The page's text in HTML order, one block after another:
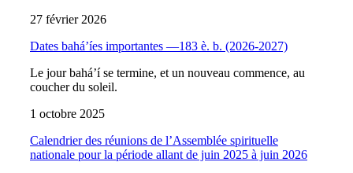
27 février 2026
Dates bahá’íes importantes —183 è. b. (2026-2027)
Le jour bahá’í se termine, et un nouveau commence, au
coucher du soleil.
1 octobre 2025
Calendrier des réunions de l’Assemblée spirituelle
nationale pour la période allant de juin 2025 à juin 2026